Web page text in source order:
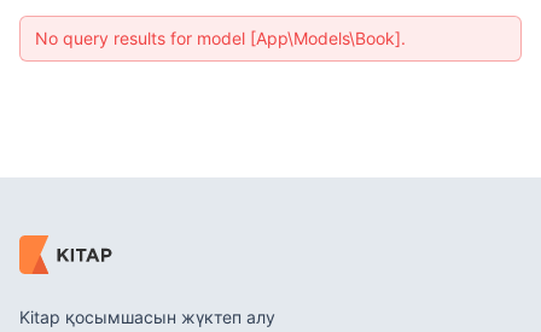
No query results for model [App\Models\Book].
Kitap қосымшасын жүктеп алу